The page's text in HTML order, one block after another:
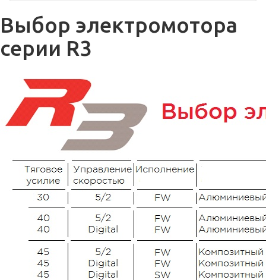
Выбор электромотора
серии R3